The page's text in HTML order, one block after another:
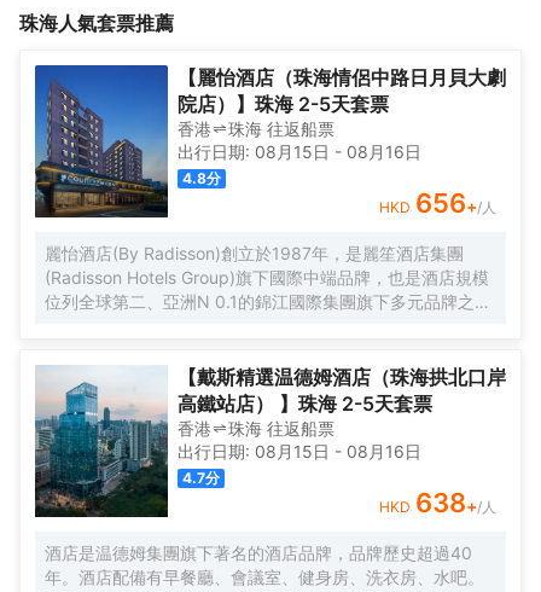
及多所名校如：北師大分校、北京理工大學分校、香港浸會大學
紅樹林濕地公園、南芒灣公園等等。
珠海人氣套票推薦
【麗怡酒店（珠海情侶中路日月貝大劇
院店）】珠海 2-5天套票
香港 珠海 往返船票
出行日期: 08月15日 - 08月16日
4.8分
HKD 656+/人
麗怡酒店(By Radisson)創立於1987年，是麗笙酒店集團
(Radisson Hotels Group)旗下國際中端品牌，也是酒店規模
位列全球第二、亞洲N 0.1的錦江國際集團旗下多元品牌之
店地處珠海市繁華地帶，毗鄰情侶路，日月貝，珠海市政府
等商圈，距離珠海站，明珠站打車約20分鐘，周邊永旺超
市，揚名廣場，購物中心，美食購物，一應俱全， 麗怡酒店
提供乾淨的住宿環境和舒適温馨多種房型，滿足您的不同需
求，大堂設置了歡迎角、休閒區，店內WIFI公共區域全覆蓋
且配套設施齊全，設有餐廳、洗衣房及健身房(24小時服務)
等，是您商務、旅遊、會展、休閒的理想選擇WELCOME
HOME心怡之所。 麗怡酒店的標誌造型是一朵玫瑰花，玫瑰
花語源自古希臘神話，象徵真摯的情誼，無論何時何地，在
【戴斯精選温德姆酒店（珠海拱北口岸
高鐵站店） 】珠海 2-5天套票
香港 珠海 往返船票
出行日期: 08月15日 - 08月16日
4.7分
HKD 638+/人
酒店是温德姆集團旗下著名的酒店品牌，品牌歷史超過40
年。酒店配備有早餐廳、會議室、健身房、洗衣房、水吧。